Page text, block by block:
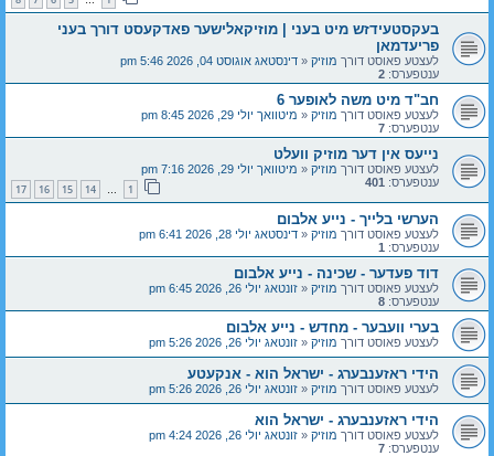
בעקסטעידזש מיט בעני | מוזיקאלישער פאדקעסט דורך בעני
פריעדמאן
לעצטע פאוסט דורך מוזיק « דינסטאג אוגוסט 04, 2026 5:46 pm
ענטפערס: 2
חב"ד מיט משה לאופער 6
לעצטע פאוסט דורך מוזיק « מיטוואך יולי 29, 2026 8:45 pm
ענטפערס: 7
נייעס אין דער מוזיק וועלט
לעצטע פאוסט דורך מוזיק « מיטוואך יולי 29, 2026 7:16 pm
ענטפערס: 401
1
…
14
15
16
17
הערשי בלייך - נייע אלבום
לעצטע פאוסט דורך מוזיק « דינסטאג יולי 28, 2026 6:41 pm
ענטפערס: 1
דוד פעדער - שכינה - נייע אלבום
לעצטע פאוסט דורך מוזיק « זונטאג יולי 26, 2026 6:45 pm
ענטפערס: 8
בערי וועבער - מחדש - נייע אלבום
לעצטע פאוסט דורך מוזיק « זונטאג יולי 26, 2026 5:26 pm
הידי ראזענבערג - ישראל הוא - אנקעטע
לעצטע פאוסט דורך מוזיק « זונטאג יולי 26, 2026 5:26 pm
הידי ראזענבערג - ישראל הוא
לעצטע פאוסט דורך מוזיק « זונטאג יולי 26, 2026 4:24 pm
ענטפערס: 7